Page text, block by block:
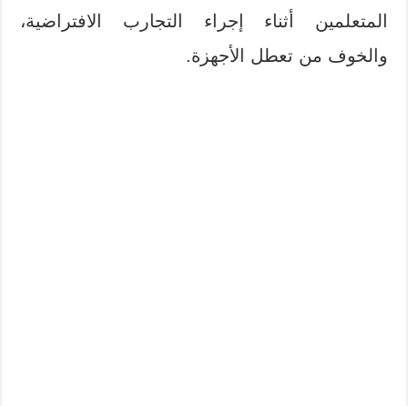
المتعلمين أثناء إجراء التجارب الافتراضية،
والخوف من تعطل الأجهزة.